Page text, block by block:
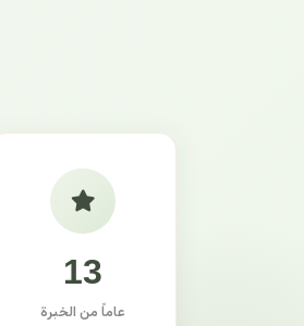
13
عاماً من الخبرة